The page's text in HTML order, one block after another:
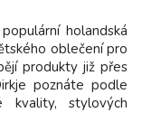
holandská
oblečení pro
produkty již přes
poznáte podle
kvality, stylových